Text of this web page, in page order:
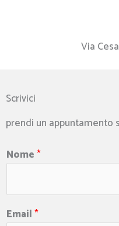
Via
Scrivici
prendi un appuntamento
Nome*
Email*